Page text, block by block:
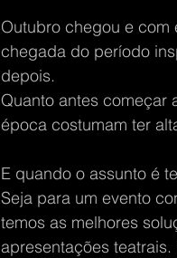
Outubro chegou e com
chegada do período
depois.
Quanto antes começar
época costumam ter
E quando o assunto é
Seja para um evento
temos as melhores
apresentações